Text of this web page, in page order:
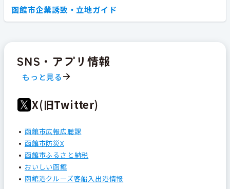
函館市企業誘致・立地ガイド
SNS・アプリ情報
もっと見る
X(旧Twitter)
函館市広報広聴課
函館市防災X
函館市ふるさと納税
おいしい函館
函館港クルーズ客船入出港情報